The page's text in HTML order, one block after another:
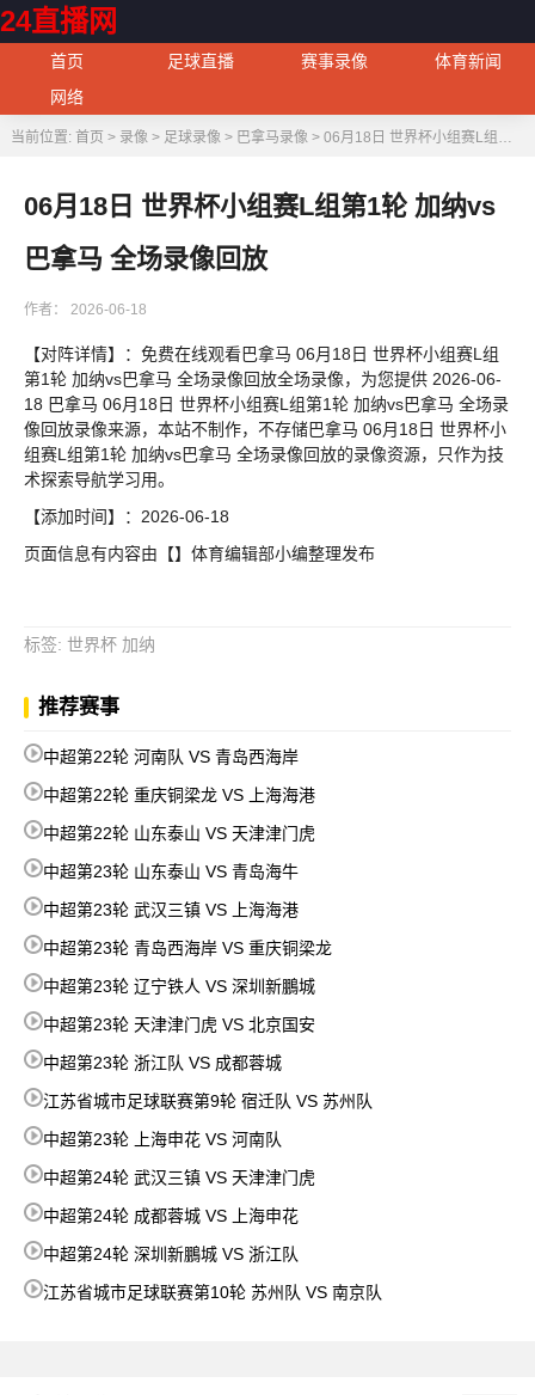
24直播网
首页 足球直播 赛事录像
体育新闻
网络
当前位置: 首页 > 录像> 足球录像> 巴拿马录像> 06月18日 世界杯小组赛L组第1轮 加纳vs巴拿马 全场录像回放
06月18日 世界杯小组赛L组第1轮 加纳vs
巴拿马 全场录像回放
作者： 2026-06-18
【对阵详情】：免费在线观看巴拿马 06月18日 世界杯小组赛L组
第1轮 加纳vs巴拿马 全场录像回放全场录像，为您提供 2026-06-
18 巴拿马 06月18日 世界杯小组赛L组第1轮 加纳vs巴拿马 全场录
像回放录像来源，本站不制作，不存储巴拿马 06月18日 世界杯小
组赛L组第1轮 加纳vs巴拿马 全场录像回放的录像资源，只作为技
术探索导航学习用。
【添加时间】：2026-06-18
页面信息有内容由【】体育编辑部小编整理发布
标签: 世界杯 加纳
推荐赛事
中超第22轮 河南队 VS 青岛西海岸
中超第22轮 重庆铜梁龙 VS 上海海港
中超第22轮 山东泰山 VS 天津津门虎
中超第23轮 山东泰山 VS 青岛海牛
中超第23轮 武汉三镇 VS 上海海港
中超第23轮 青岛西海岸 VS 重庆铜梁龙
中超第23轮 辽宁铁人 VS 深圳新鵬城
中超第23轮 天津津门虎 VS 北京国安
中超第23轮 浙江队 VS 成都蓉城
江苏省城市足球联赛第9轮 宿迁队 VS 苏州队
中超第23轮 上海申花 VS 河南队
中超第24轮 武汉三镇 VS 天津津门虎
中超第24轮 成都蓉城 VS 上海申花
中超第24轮 深圳新鵬城 VS 浙江队
江苏省城市足球联赛第10轮 苏州队 VS 南京队